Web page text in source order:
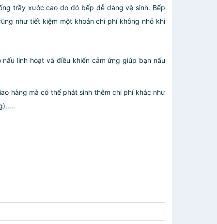
trầy xước cao do đó bếp dễ dàng vệ sinh. Bếp
như tiết kiệm một khoản chi phí không nhỏ khi
linh hoạt và điều khiển cảm ứng giúp bạn nấu
hàng mà có thể phát sinh thêm chi phí khác như